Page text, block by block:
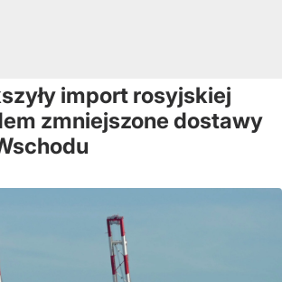
import rosyjskiej
zmniejszone dostawy